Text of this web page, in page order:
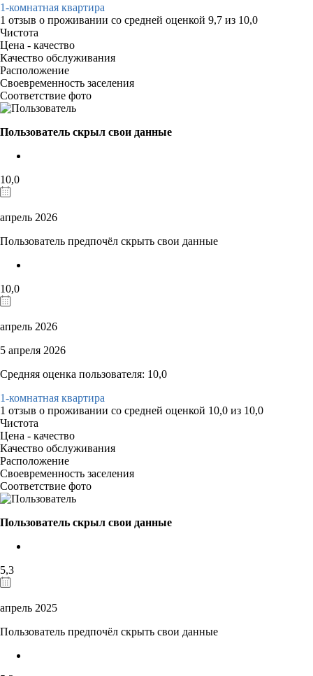
1-комнатная квартира
1 отзыв о проживании со средней оценкой 9,7 из 10,0
Чистота
Цена - качество
Качество обслуживания
Расположение
Своевременность заселения
Соответствие фото
Пользователь скрыл свои данные
10,0
апрель 2026
Пользователь предпочёл скрыть свои данные
10,0
апрель 2026
5 апреля 2026
Средняя оценка пользователя: 10,0
1-комнатная квартира
1 отзыв о проживании со средней оценкой 10,0 из 10,0
Чистота
Цена - качество
Качество обслуживания
Расположение
Своевременность заселения
Соответствие фото
Пользователь скрыл свои данные
5,3
апрель 2025
Пользователь предпочёл скрыть свои данные